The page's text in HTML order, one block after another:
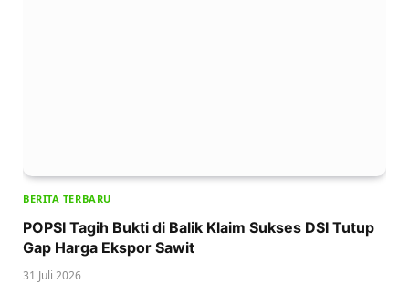
BERITA TERBARU
POPSI Tagih Bukti di Balik Klaim Sukses DSI Tutup
Gap Harga Ekspor Sawit
31 Juli 2026